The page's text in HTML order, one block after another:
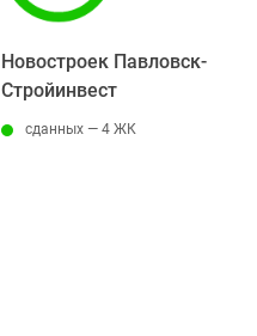
Новостроек Павловск-
Стройинвест
сданных — 4 ЖК